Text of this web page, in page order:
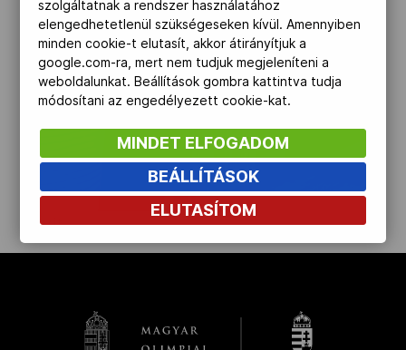
NOB
Társszervezetek
Adatbank
kinyit
szolgáltatnak a rendszer használatához
elengedhetetlenül szükségeseken kívül. Amennyiben
minden cookie-t elutasít, akkor átirányítjuk a
google.com-ra, mert nem tudjuk megjeleníteni a
weboldalunkat. Beállítások gombra kattintva tudja
módosítani az engedélyezett cookie-kat.
MINDET ELFOGADOM
BEÁLLÍTÁSOK
ELUTASÍTOM